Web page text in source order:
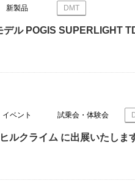
新製品 DMT
デル POGIS SUPERLIGHT
イベント 試乗会・体験会
ルクライム に出展いたしま